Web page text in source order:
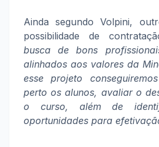
Ainda segundo Volpini,
possibilidade de
busca de bons
alinhados aos valores da
esse projeto
perto os alunos, avaliar o
o curso, além de
oportunidades para